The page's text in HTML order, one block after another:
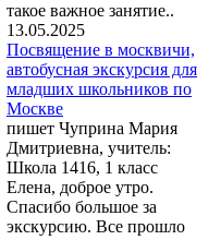
такое важное занятие..
13.05.2025
Посвящение в москвичи,
автобусная экскурсия для
младших школьников по
Москве
пишет Чуприна Мария
Дмитриевна, учитель:
Школа 1416, 1 класс
Елена, доброе утро.
Спасибо большое за
экскурсию. Все прошло